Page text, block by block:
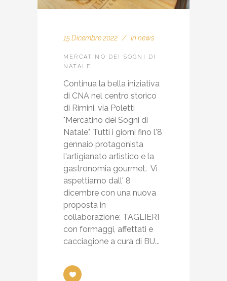
15 Dicembre 2022 In news
MERCATINO DEI SOGNI DI
NATALE
Continua la bella iniziativa
di CNA nel centro storico
di Rimini, via Poletti
"Mercatino dei Sogni di
Natale". Tutti i giorni fino l'8
gennaio protagonista
l'artigianato artistico e la
gastronomia gourmet. Vi
aspettiamo dall' 8
dicembre con una nuova
proposta in
collaborazione: TAGLIERI
con formaggi, affettati e
cacciagione a cura di BU...